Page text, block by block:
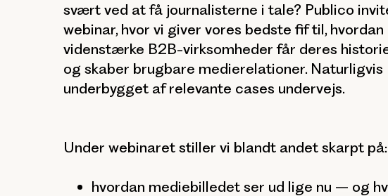
svært ved at få journalisterne i tale? Publico
webinar, hvor vi giver vores bedste fif til, hvordan
videnstærke B2B-virksomheder får deres
og skaber brugbare medierelationer. Naturligvis
underbygget af relevante cases undervejs.
Under webinaret stiller vi blandt andet skarpt på:
hvordan mediebilledet ser ud lige nu – og